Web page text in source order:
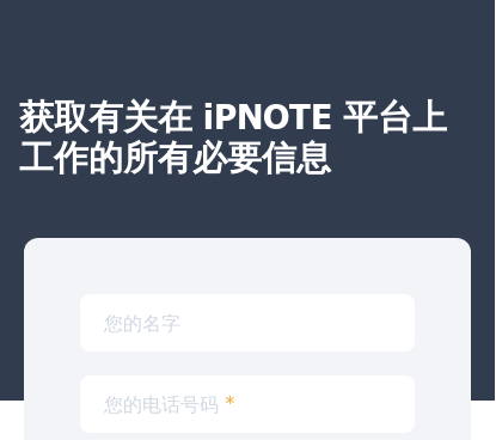
获取有关在 iPNOTE 平台上
工作的所有必要信息
您的名字
您的电话号码 *